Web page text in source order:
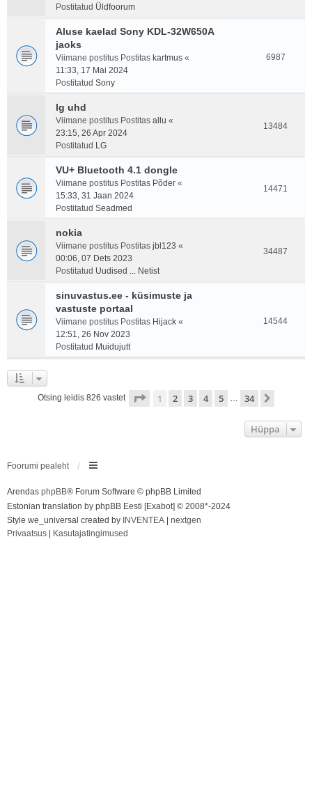
Postitatud Üldfoorum
Aluse kaelad Sony KDL-32W650A
jaoks
Viimane postitus Postitas kartmus «
11:33, 17 Mai 2024
Postitatud Sony
6987
lg uhd
Viimane postitus Postitas allu «
23:15, 26 Apr 2024
Postitatud LG
13484
VU+ Bluetooth 4.1 dongle
Viimane postitus Postitas Põder «
15:33, 31 Jaan 2024
Postitatud Seadmed
14471
nokia
Viimane postitus Postitas jbl123 «
00:06, 07 Dets 2023
Postitatud Uudised ... Netist
34487
sinuvastus.ee - küsimuste ja
vastuste portaal
Viimane postitus Postitas Hijack «
12:51, 26 Nov 2023
Postitatud Muidujutt
14544
Otsing leidis 826 vastet . leht34 -st
1 2 3 4 5 … 34
Hüppa
Foorumi pealeht
Arendas phpBB® Forum Software © phpBB Limited
Estonian translation by phpBB Eesti [Exabot] © 2008*-2024
Style we_universal created by INVENTEA
nextgen
Privaatsus
Kasutajatingimused